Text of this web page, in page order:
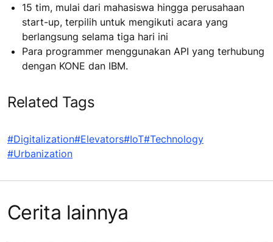
15 tim, mulai dari mahasiswa hingga perusahaan
start-up, terpilih untuk mengikuti acara yang
berlangsung selama tiga hari ini
Para programmer menggunakan API yang terhubung
dengan KONE dan IBM.
Related Tags
#Digitalization#Elevators#IoT#Technology
#Urbanization
Cerita lainnya